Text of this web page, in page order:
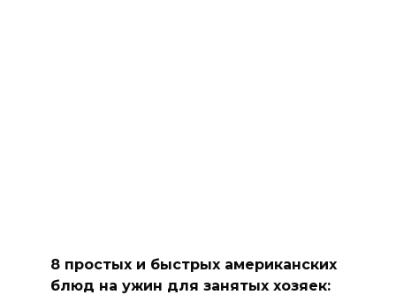
8 простых и быстрых американских
блюд на ужин для занятых хозяек: